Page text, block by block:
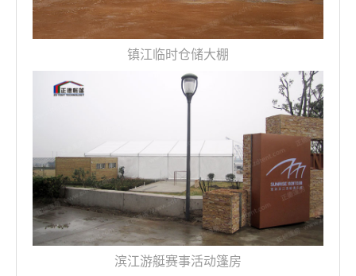
镇江临时仓储大棚
滨江游艇赛事活动篷房